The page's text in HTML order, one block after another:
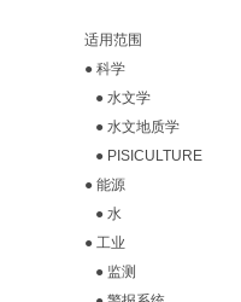
适用范围
● 科学
● 水文学
● 水文地质学
● PISICULTURE
● 能源
● 水
● 工业
● 监测